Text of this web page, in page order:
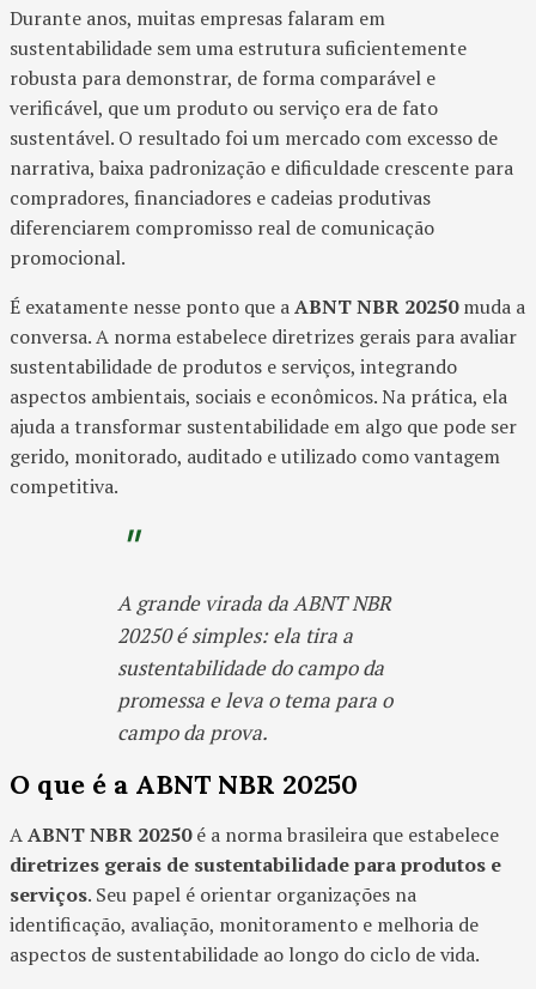
Durante anos, muitas empresas falaram em
sustentabilidade sem uma estrutura suficientemente
robusta para demonstrar, de forma comparável e
verificável, que um produto ou serviço era de fato
sustentável. O resultado foi um mercado com excesso de
narrativa, baixa padronização e dificuldade crescente para
compradores, financiadores e cadeias produtivas
diferenciarem compromisso real de comunicação
promocional.
É exatamente nesse ponto que aABNT NBR 20250muda a
conversa. A norma estabelece diretrizes gerais para avaliar
sustentabilidade de produtos e serviços, integrando
aspectos ambientais, sociais e econômicos. Na prática, ela
ajuda a transformar sustentabilidade em algo que pode ser
gerido, monitorado, auditado e utilizado como vantagem
competitiva.
A grande virada da ABNT NBR
20250 é simples: ela tira a
sustentabilidade do campo da
promessa e leva o tema para o
campo da prova.
O que é a ABNT NBR 20250
AABNT NBR 20250é a norma brasileira que estabelece
diretrizes gerais de sustentabilidade para produtos e
serviços. Seu papel é orientar organizações na
identificação, avaliação, monitoramento e melhoria de
aspectos de sustentabilidade ao longo do ciclo de vida.